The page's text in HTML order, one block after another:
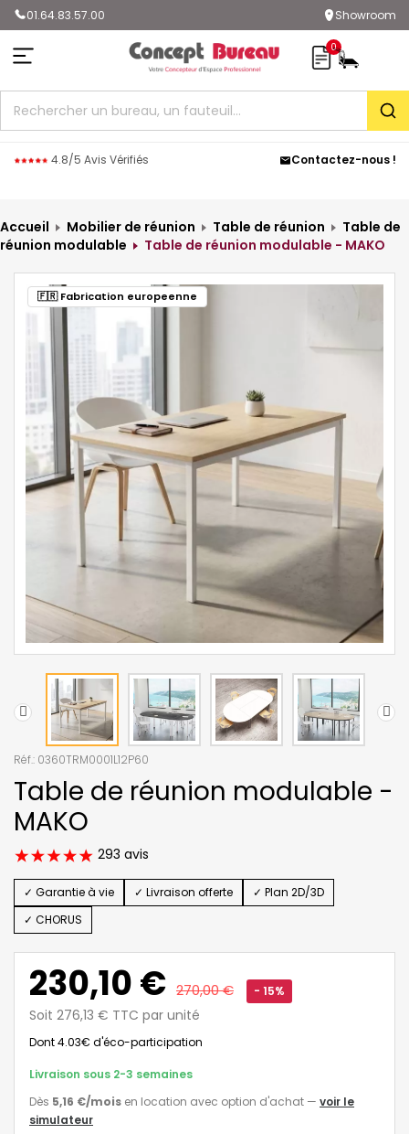
01.64.83.57.00 Showroom
0
4.8/5 Avis Vérifiés Contactez-nous !
Accueil Mobilier de réunion Table de réunion
Table de
réunion modulable
Table de réunion modulable - MAKO
Réf.: 0360TRM0001L12P60
Table de réunion modulable -
MAKO
293 avis
✓ Garantie à vie ✓ Livraison offerte
✓ Plan 2D/3D
✓ CHORUS
230,10 € 270,00 € - 15%
Soit 276,13 € TTC par unité
Dont 4.03€ d'éco-participation
Livraison sous 2-3 semaines
Dès 5,16 €/mois en location avec option d'achat — voir le
simulateur